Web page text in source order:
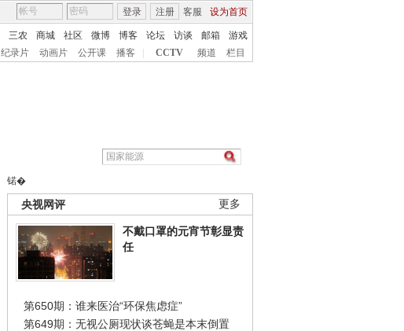
客服 设为首页
登录 注册
三农 商城 社区 微博 博客 论坛 访谈 邮箱
游戏
纪录片 动画片 公开课 播客 CCTV 频道 栏目
锘�
更多
央视网评
不戴口罩的元宵节彰显责
任
第650期：谁来医治“环保焦虑症”
第649期：无视公厕现状谈苍蝇是本末倒置